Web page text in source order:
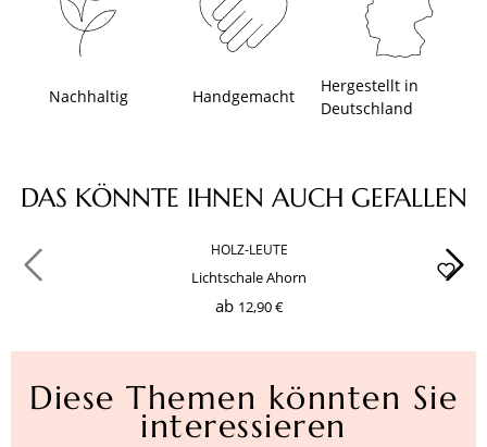
Nachhaltig Handgemacht
Hergestellt in
Deutschland
Produktgalerie überspringen
DAS KÖNNTE IHNEN AUCH GEFALLEN
HOLZ-LEUTE
Lichtschale Ahorn
ab 12,90 €
Diese Themen könnten Sie
interessieren